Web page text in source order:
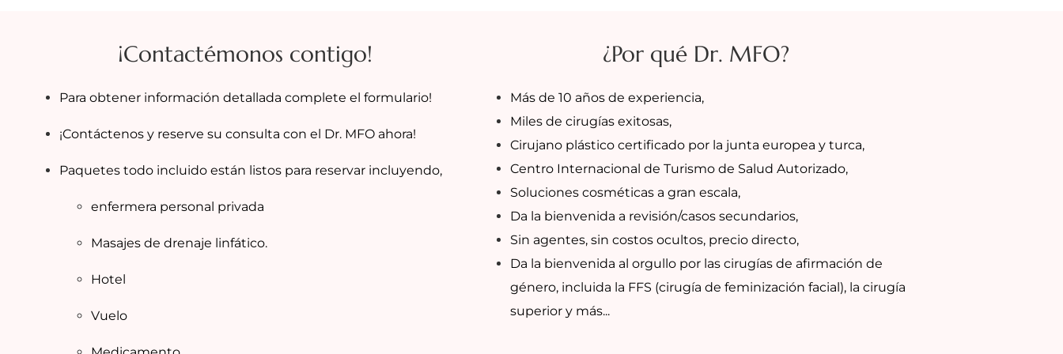
¡Contactémonos contigo!
Para obtener información detallada complete el formulario!
¡Contáctenos y reserve su consulta con el Dr. MFO ahora!
Paquetes todo incluido están listos para reservar incluyendo,
enfermera personal privada
Masajes de drenaje linfático.
Hotel
Vuelo
¿Por qué Dr. MFO?
Más de 10 años de experiencia,
Miles de cirugías exitosas,
Cirujano plástico certificado por la junta europea y turca,
Centro Internacional de Turismo de Salud Autorizado,
Soluciones cosméticas a gran escala,
Da la bienvenida a revisión/casos secundarios,
Sin agentes, sin costos ocultos, precio directo,
Da la bienvenida al orgullo por las cirugías de afirmación de
género, incluida la FFS (cirugía de feminización facial), la cirugía
superior y más...